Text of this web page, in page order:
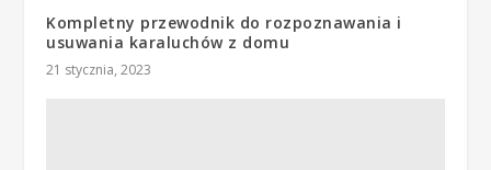
Kompletny przewodnik do rozpoznawania i
usuwania karaluchów z domu
21 stycznia, 2023